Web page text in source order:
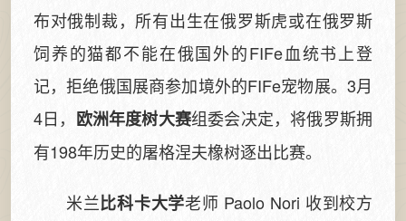
布对俄制裁，所有出生在俄罗斯虎或在俄罗斯
饲养的猫都不能在俄国外的FIFe血统书上登
记，拒绝俄国展商参加境外的FIFe宠物展。3月
4日， 欧洲年度树大赛组委会决定，将俄罗斯拥
有198年历史的屠格涅夫橡树逐出比赛。
米兰比科卡大学老师 Paolo Nori 收到校方